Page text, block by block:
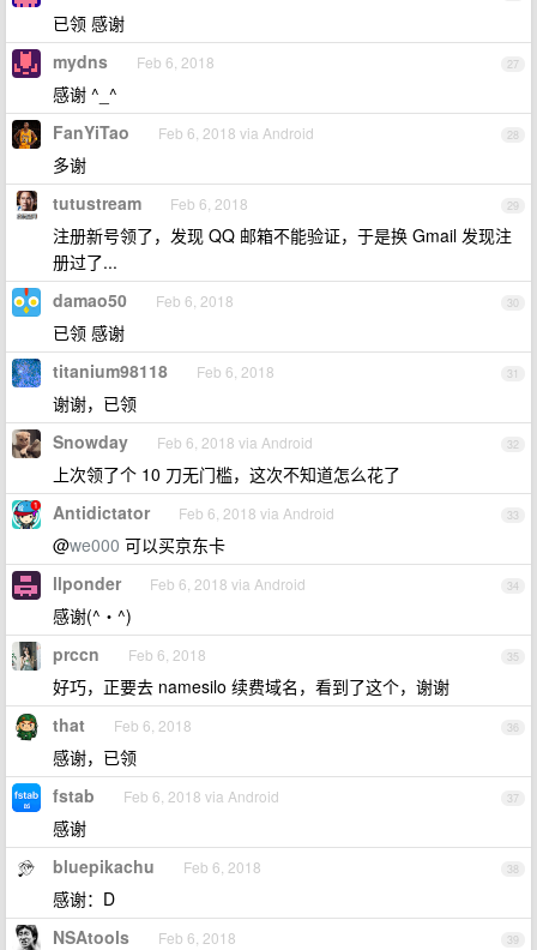
已领 感谢
27
mydns Feb 6, 2018
感谢 ^_^
28
FanYiTao Feb 6, 2018 via Android
多谢
29
tutustream Feb 6, 2018
注册新号领了，发现 QQ 邮箱不能验证，于是换 Gmail 发现注
册过了...
30
damao50 Feb 6, 2018
已领 感谢
31
titanium98118 Feb 6, 2018
谢谢，已领
32
Snowday Feb 6, 2018 via Android
上次领了个 10 刀无门槛，这次不知道怎么花了
33
Antidictator Feb 6, 2018 via Android
@we000 可以买京东卡
34
llponder Feb 6, 2018 via Android
感谢(^・^)
35
prccn Feb 6, 2018
好巧，正要去 namesilo 续费域名，看到了这个，谢谢
36
that Feb 6, 2018
感谢，已领
37
fstab Feb 6, 2018 via Android
感谢
38
bluepikachu Feb 6, 2018
感谢：D
39
NSAtools Feb 6, 2018